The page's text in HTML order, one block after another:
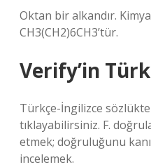
Oktan bir alkandır.
CH3(CH2)6CH3’tür.
Verify’in
Türkçe-İngilizce
tıklayabilirsiniz. F.
etmek; doğruluğunu
incelemek.